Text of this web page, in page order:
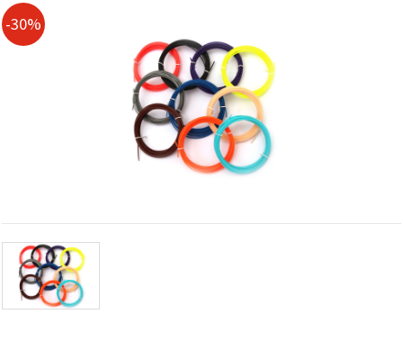
τεχνολογίες
για να
διασφαλίσουμε
αναλύουμε
επισκεψιμότητα
και να
προβάλλουμε
πιο σχετικό
περιεχόμενο
-30%